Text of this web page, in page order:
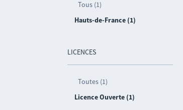
Tous (1)
Hauts-de-France (1)
LICENCES
Toutes (1)
Licence Ouverte (1)